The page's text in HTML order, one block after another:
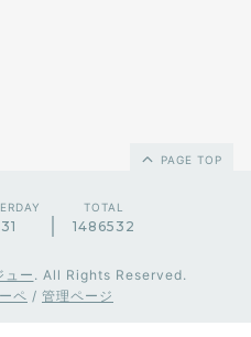
PAGE TOP
TOTAL
1486532
ュー. All Rights Reserved.
ペ / 管理ページ